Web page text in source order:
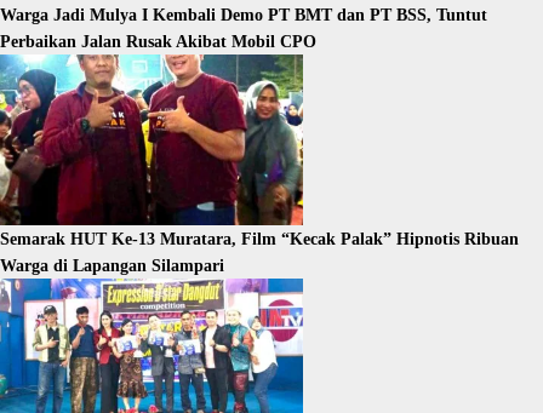
Warga Jadi Mulya I Kembali Demo PT BMT dan PT BSS, Tuntut
Perbaikan Jalan Rusak Akibat Mobil CPO
Semarak HUT Ke-13 Muratara, Film “Kecak Palak” Hipnotis Ribuan
Warga di Lapangan Silampari